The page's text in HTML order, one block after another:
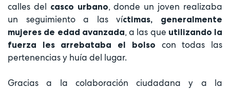
calles del casco urbano, donde un joven realizaba
un seguimiento a las víctimas, generalmente
mujeres de edad avanzada, a las que utilizando la
fuerza les arrebataba el bolso con todas las
pertenencias y huía del lugar.
Gracias a la colaboración ciudadana y a la